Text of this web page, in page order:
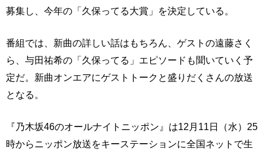
募集し、今年の「久保ってる大賞」を決定している。
番組では、新曲の詳しい話はもちろん、ゲストの遠藤さく
ら、与田祐希の「久保ってる」エピソードも聞いていく予
定だ。新曲オンエアにゲストトークと盛りだくさんの放送
となる。
『乃木坂46のオールナイトニッポン』は12月11日（水）25
時からニッポン放送をキーステーションに全国ネットで生